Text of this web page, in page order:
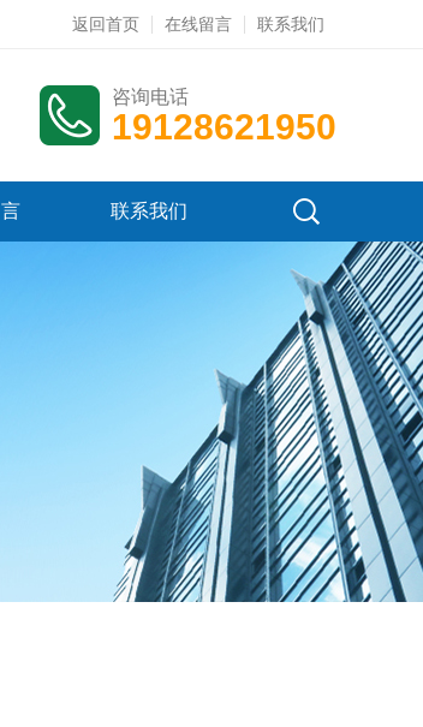
返回首页 在线留言 联系我们
咨询电话
19128621950
联系我们